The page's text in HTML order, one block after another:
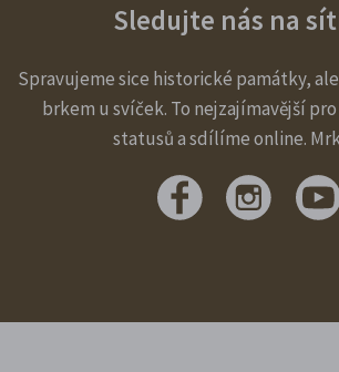
Sledujte nás na
Spravujeme sice historické památky,
brkem u svíček. To nejzajímavější
statusů a sdílíme online.